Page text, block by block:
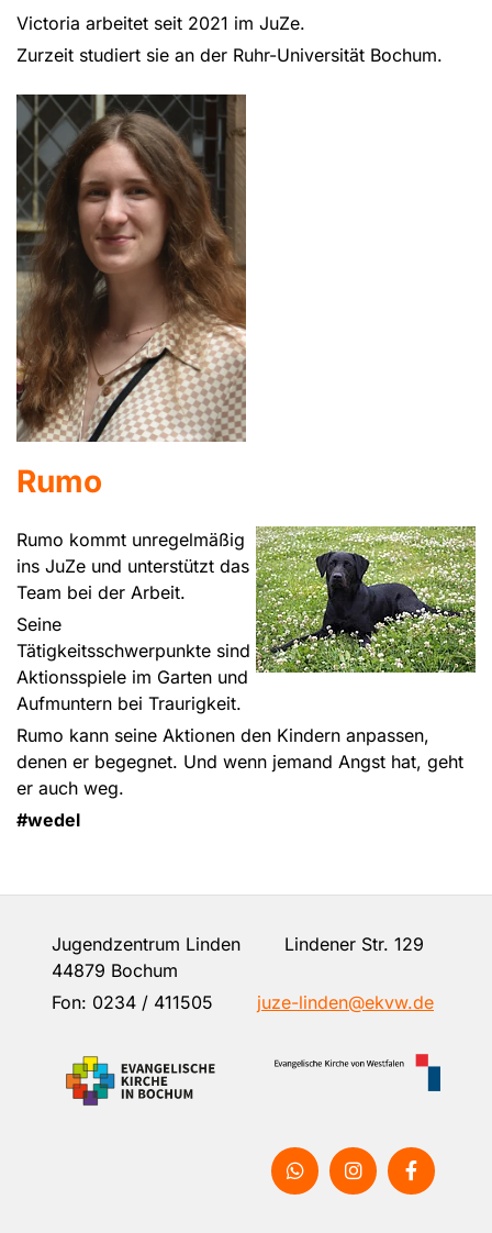
Victoria arbeitet seit 2021 im JuZe.
Zurzeit studiert sie an der Ruhr-Universität Bochum.
Rumo
Rumo kommt unregelmäßig
ins JuZe und unterstützt das
Team bei der Arbeit.
Seine
Tätigkeitsschwerpunkte sind
Aktionsspiele im Garten und
Aufmuntern bei Traurigkeit.
Rumo kann seine Aktionen den Kindern anpassen,
denen er begegnet. Und wenn jemand Angst hat, geht
er auch weg.
#wedel
Jugendzentrum Linden Lindener Str. 129
44879 Bochum
Fon: 0234 / 411505 juze-linden@ekvw.de